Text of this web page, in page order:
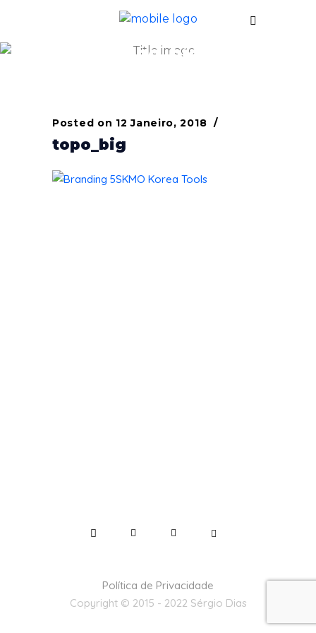
topo_big
Posted on 12 Janeiro, 2018
topo_big
Política de Privacidade
Copyright © 2015 - 2022 Sérgio Dias